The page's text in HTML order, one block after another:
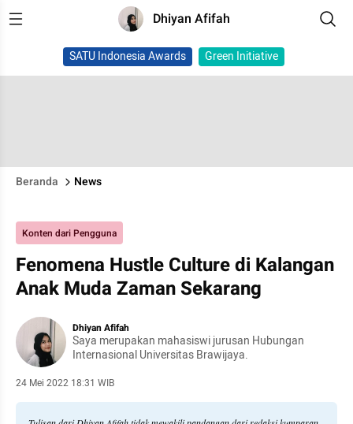
Dhiyan Afifah
SATU Indonesia Awards Green Initiative
Beranda News
Konten dari Pengguna
Fenomena Hustle Culture di Kalangan
Anak Muda Zaman Sekarang
Dhiyan Afifah
Saya merupakan mahasiswi jurusan Hubungan
Internasional Universitas Brawijaya.
24 Mei 2022 18:31 WIB